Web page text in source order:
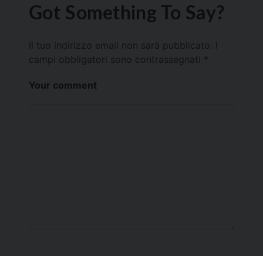
Got Something To Say?
Il tuo indirizzo email non sarà pubblicato.
campi obbligatori sono contrassegnati *
Your comment